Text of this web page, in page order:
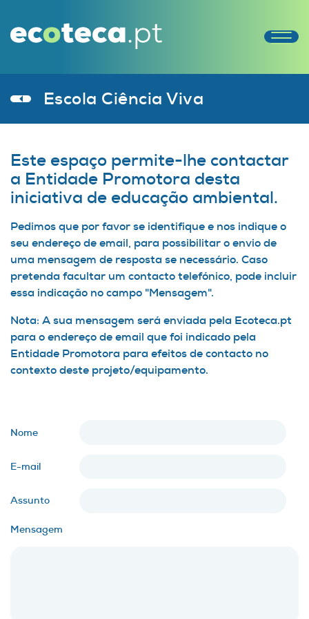
Escola Ciência Viva
Este espaço permite-lhe contactar
a Entidade Promotora desta
iniciativa de educação ambiental.
Pedimos que por favor se identifique e nos indique o
seu endereço de email, para possibilitar o envio de
uma mensagem de resposta se necessário. Caso
pretenda facultar um contacto telefónico, pode incluir
essa indicação no campo "Mensagem".
Nota: A sua mensagem será enviada pela Ecoteca.pt
para o endereço de email que foi indicado pela
Entidade Promotora para efeitos de contacto no
contexto deste projeto/equipamento.
Nome
E-mail
Assunto
Mensagem